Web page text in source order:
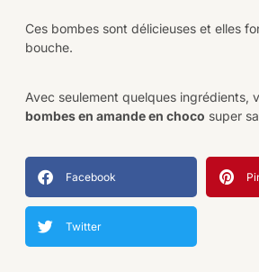
Ces bombes sont délicieuses et elles
bouche.
Avec seulement quelques ingrédients,
bombes en amande en choco super
Facebook
Twitter